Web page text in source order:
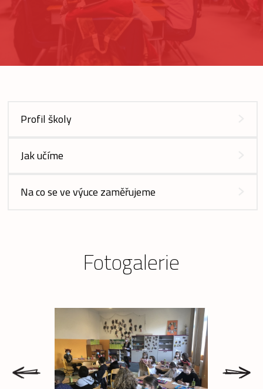
Profil školy
Jak učíme
Na co se ve výuce zaměřujeme
Fotogalerie